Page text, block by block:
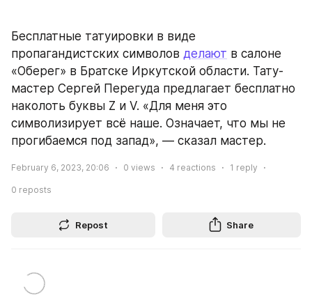
Бесплатные татуировки в виде
пропагандистских символов делают в салоне
«Оберег» в Братске Иркутской области. Тату-
мастер Сергей Перегуда предлагает бесплатно
наколоть буквы Z и V. «Для меня это
символизирует всё наше. Означает, что мы не
прогибаемся под запад», — сказал мастер.
February 6, 2023, 20:06 0 views 4 reactions 1 reply
0 reposts
Repost Share